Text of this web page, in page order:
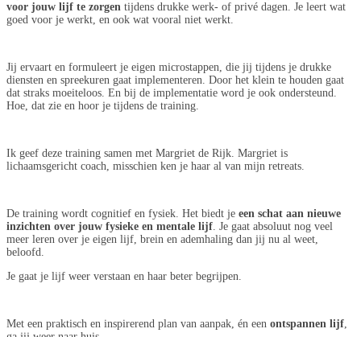
voor jouw lijf te zorgen tijdens drukke werk- of privé dagen. Je leert wat
goed voor je werkt, en ook wat vooral niet werkt.
Jij ervaart en formuleert je eigen microstappen, die jij tijdens je drukke
diensten en spreekuren gaat implementeren. Door het klein te houden gaat
dat straks moeiteloos. En bij de implementatie word je ook ondersteund.
Hoe, dat zie en hoor je tijdens de training.
Ik geef deze training samen met Margriet de Rijk. Margriet is
lichaamsgericht coach, misschien ken je haar al van mijn retreats.
De training wordt cognitief en fysiek. Het biedt je een schat aan nieuwe
inzichten over jouw fysieke en mentale lijf. Je gaat absoluut nog veel
meer leren over je eigen lijf, brein en ademhaling dan jij nu al weet,
beloofd.
Je gaat je lijf weer verstaan en haar beter begrijpen.
Met een praktisch en inspirerend plan van aanpak, én een ontspannen lijf,